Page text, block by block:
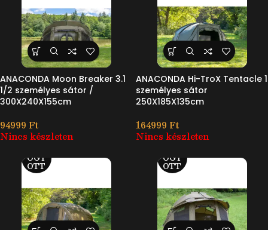
ANACONDA Moon Breaker 3.1
1/2 személyes sátor /
300X240X155cm
94999 Ft
Nincs készleten
ANACONDA Hi-TroX Tentacle 1
személyes sátor
250X185X135cm
164999 Ft
Nincs készleten
OGY
OTT
OGY
OTT